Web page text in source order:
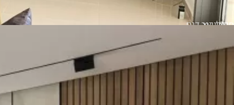
חיפוי קיר דגם
סרגלי עץ